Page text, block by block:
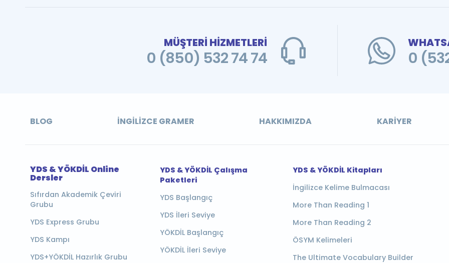
MÜŞTERİ HİZMETLERİ
0 (850) 532 74 74 0
BLOG İNGILIZCE GRAMER HAKKIMIZDA KARIYER
YDS & YÖKDİL Online
Dersler
Sıfırdan Akademik Çeviri
Grubu
YDS Express Grubu
YDS Kampı
YDS+YÖKDİL Hazırlık Grubu
YDS & YÖKDİL Çalışma
Paketleri
YDS Başlangıç
YDS İleri Seviye
YÖKDİL Başlangıç
YÖKDİL İleri Seviye
YDS & YÖKDİL Kitapları
İngilizce Kelime Bulmacası
More Than Reading 1
More Than Reading 2
ÖSYM Kelimeleri
The Ultimate Vocabulary Builder